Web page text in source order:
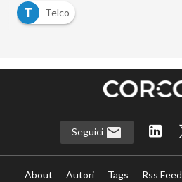
T
Telco
Seguici
About Autori Tags Rss Feed